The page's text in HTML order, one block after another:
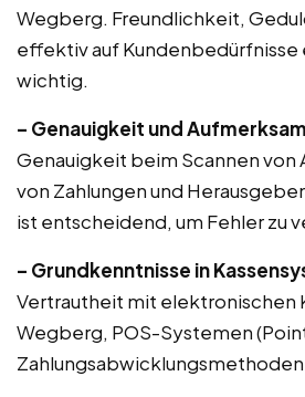
Wegberg. Freundlichkeit,
effektiv auf Kundenbedürfnisse
wichtig.
– Genauigkeit und
Genauigkeit beim Scannen
von Zahlungen und
ist entscheidend, um Fehler zu
– Grundkenntnisse in
Vertrautheit mit elektronischen
Wegberg, POS-Systemen